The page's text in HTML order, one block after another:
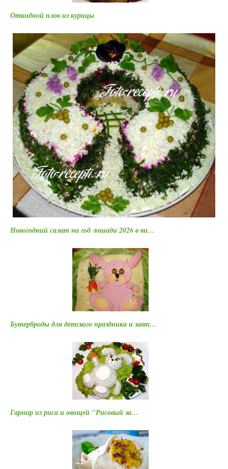
Откидной плов из курицы
Новогодний салат на год лошади 2026 в ви…
Бутерброды для детского праздника и завт…
Гарнир из риса и овощей "Рисовый за…